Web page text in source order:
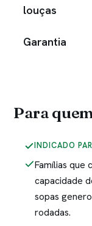
louças
Garantia
Para
INDICADO
Famílias que
capacidade
sopas
rodadas.